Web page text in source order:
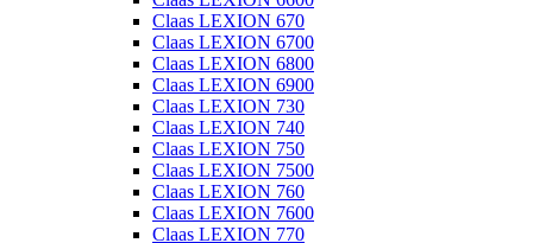
Claas LEXION 670
Claas LEXION 6700
Claas LEXION 6800
Claas LEXION 6900
Claas LEXION 730
Claas LEXION 740
Claas LEXION 750
Claas LEXION 7500
Claas LEXION 760
Claas LEXION 7600
Claas LEXION 770